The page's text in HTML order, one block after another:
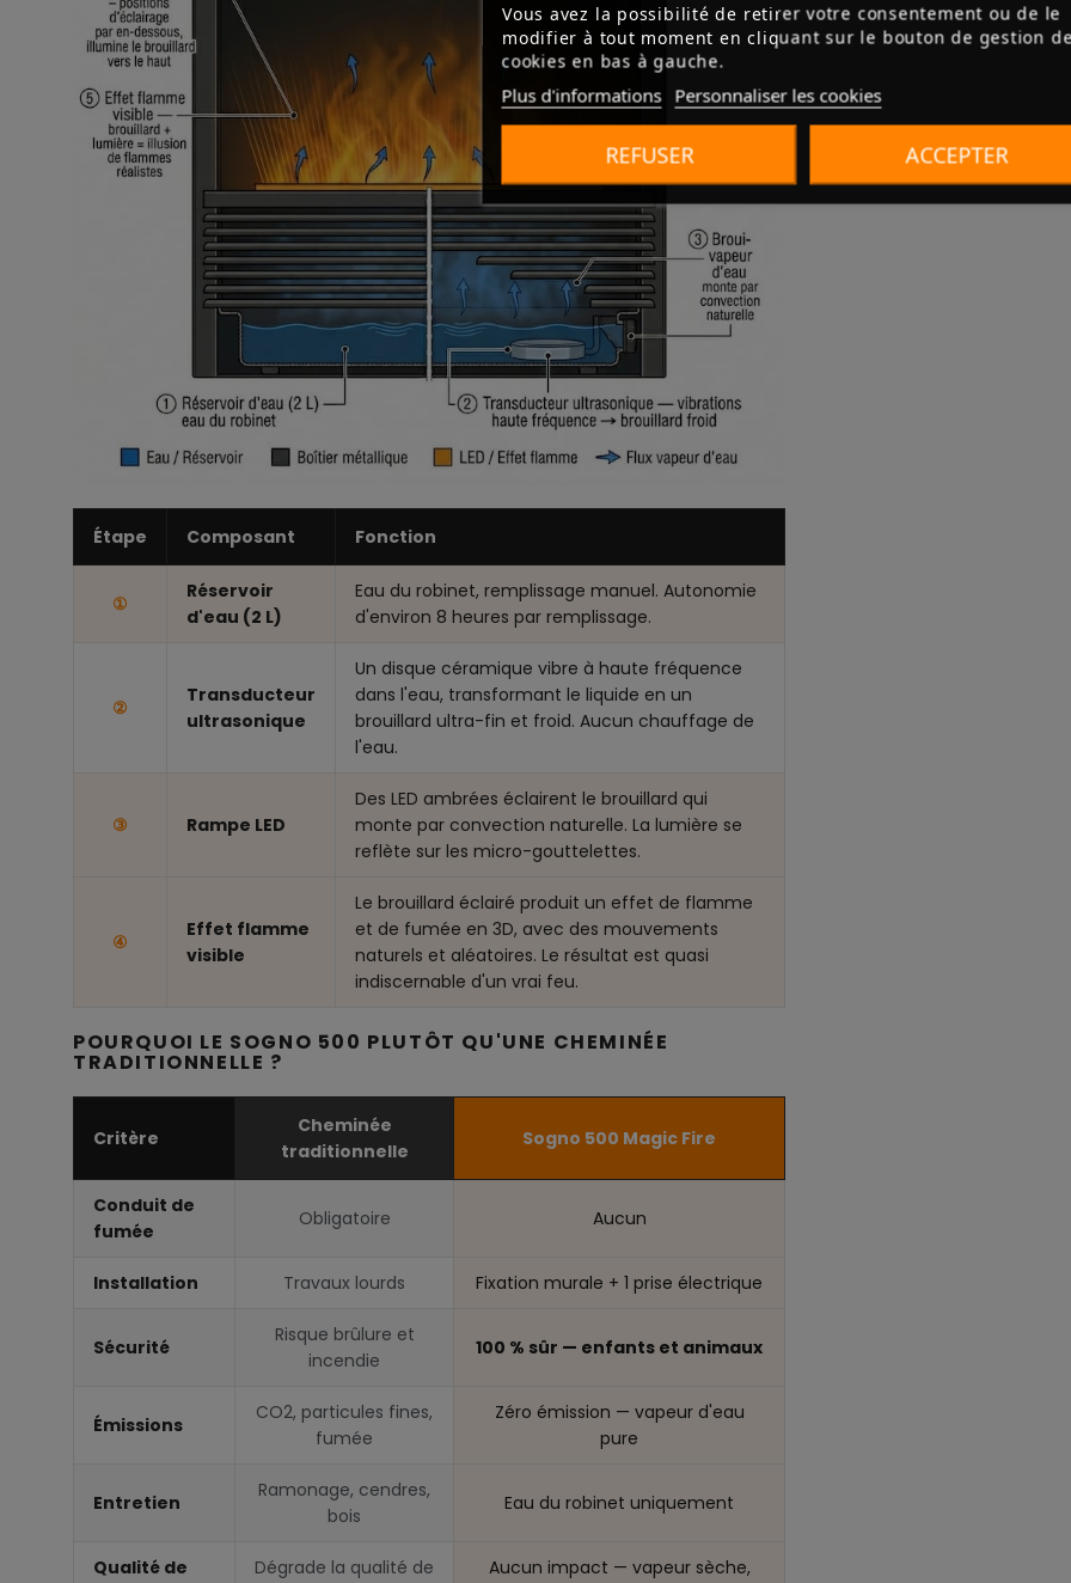
Vous avez la possibilité de retirer votre consentement ou de le
modifier à tout moment en cliquant sur le bouton de gestion
cookies en bas à gauche.
Plus d'informations Personnaliser les cookies
REFUSER ACCEPTER
Étape Composant Fonction
①
Réservoir
d'eau (2 L)
Eau du robinet, remplissage manuel. Autonomie
d'environ 8 heures par remplissage.
②
Transducteur
ultrasonique
Un disque céramique vibre à haute fréquence
dans l'eau, transformant le liquide en un
brouillard ultra-fin et froid. Aucun chauffage de
l'eau.
③ Rampe LED
Des LED ambrées éclairent le brouillard qui
monte par convection naturelle. La lumière se
reflète sur les micro-gouttelettes.
④
Effet flamme
visible
Le brouillard éclairé produit un effet de flamme
et de fumée en 3D, avec des mouvements
naturels et aléatoires. Le résultat est quasi
indiscernable d'un vrai feu.
POURQUOI LE SOGNO 500 PLUTÔT QU'UNE CHEMINÉE
TRADITIONNELLE ?
Critère
Cheminée
traditionnelle
Sogno 500 Magic Fire
Conduit de
fumée
Obligatoire Aucun
Installation Travaux lourds Fixation murale + 1 prise électrique
Sécurité
Risque brûlure et
incendie
100 % sûr — enfants et animaux
Émissions
CO2, particules fines,
fumée
Zéro émission — vapeur d'eau
pure
Entretien
Ramonage, cendres,
bois
Eau du robinet uniquement
Qualité de
Dégrade la qualité de
Aucun impact — vapeur sèche,